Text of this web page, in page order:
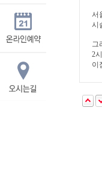
서
시
그
2
이